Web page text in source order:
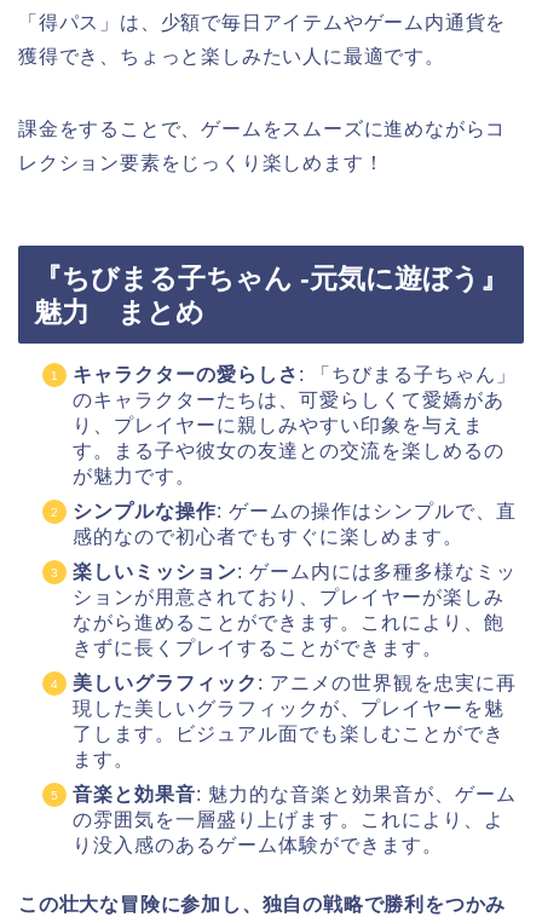
「得パス」は、少額で毎日アイテムやゲーム内通貨を
獲得でき、ちょっと楽しみたい人に最適です。
課金をすることで、ゲームをスムーズに進めながらコ
レクション要素をじっくり楽しめます！
『ちびまる子ちゃん -元気に遊ぼう』
魅力 まとめ
キャラクターの愛らしさ : 「ちびまる子ちゃん」
のキャラクターたちは、可愛らしくて愛嬌があ
り、プレイヤーに親しみやすい印象を与えま
す。まる子や彼女の友達との交流を楽しめるの
が魅力です。
シンプルな操作: ゲームの操作はシンプルで、直
感的なので初心者でもすぐに楽しめます。
楽しいミッション: ゲーム内には多種多様なミッ
ションが用意されており、プレイヤーが楽しみ
ながら進めることができます。これにより、飽
きずに長くプレイすることができます。
美しいグラフィック : アニメの世界観を忠実に再
現した美しいグラフィックが、プレイヤーを魅
了します。ビジュアル面でも楽しむことができ
ます。
音楽と効果音: 魅力的な音楽と効果音が、ゲーム
の雰囲気を一層盛り上げます。これにより、よ
り没入感のあるゲーム体験ができます。
この壮大な冒険に参加し、独自の戦略で勝利をつかみ